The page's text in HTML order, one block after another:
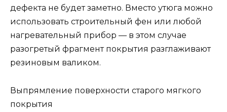
дефекта не будет заметно. Вместо утюга можно
использовать строительный фен или любой
нагревательный прибор — в этом случае
разогретый фрагмент покрытия разглаживают
резиновым валиком.
Выпрямление поверхности старого мягкого
покрытия